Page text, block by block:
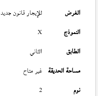
الغرض
للإيجار قانون جديد
النموذج
X
الطابق
الثاني
مساحة الحديقة غير متاح
نوم
2